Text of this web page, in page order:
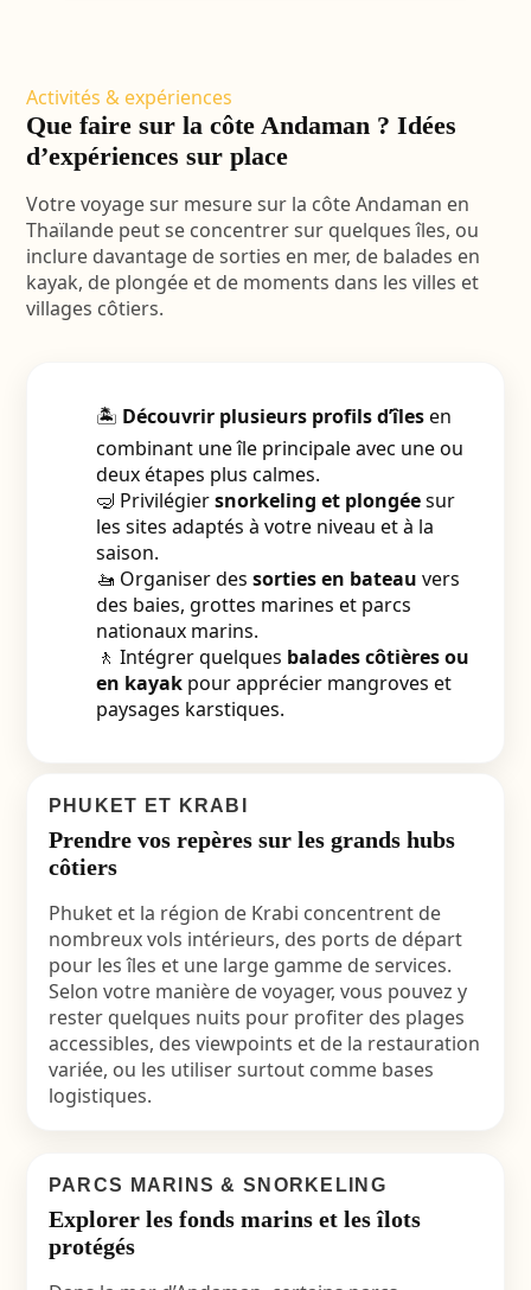
Activités & expériences
Que faire sur la côte Andaman ? Idées
d’expériences sur place
Votre voyage sur mesure sur la côte Andaman en
Thaïlande peut se concentrer sur quelques îles, ou
inclure davantage de sorties en mer, de balades en
kayak, de plongée et de moments dans les villes et
villages côtiers.
🏝️ Découvrir plusieurs profils d’îlesen
combinant une île principale avec une ou
deux étapes plus calmes.
🤿 Privilégiersnorkeling et plongéesur
les sites adaptés à votre niveau et à la
saison.
🚤 Organiser des sorties en bateau vers
des baies, grottes marines et parcs
nationaux marins.
🚶 Intégrer quelques balades côtières ou
en kayakpour apprécier mangroves et
paysages karstiques.
PHUKET ET KRABI
Prendre vos repères sur les grands hubs
côtiers
Phuket et la région de Krabi concentrent de
nombreux vols intérieurs, des ports de départ
pour les îles et une large gamme de services.
Selon votre manière de voyager, vous pouvez y
rester quelques nuits pour profiter des plages
accessibles, des viewpoints et de la restauration
variée, ou les utiliser surtout comme bases
logistiques.
PARCS MARINS & SNORKELING
Explorer les fonds marins et les îlots
protégés